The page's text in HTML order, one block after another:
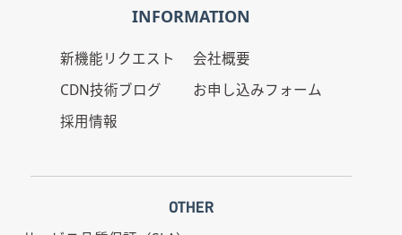
INFORMATION
新機能リクエスト
CDN技術ブログ
採用情報
会社概要
お申し込みフォーム
OTHER